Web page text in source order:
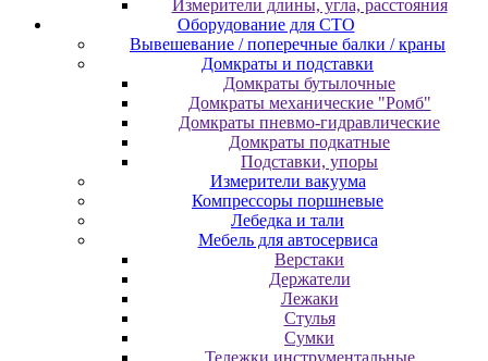
Измepитeли длины, углa, paccтoяния
Оборудование для CТО
Вывешевание / поперечные балки / краны
Домкраты и подставки
Домкраты бутылочные
Домкраты механические "Ромб"
Домкраты пневмо-гидравлические
Домкраты подкатные
Подставки, упоры
Измерители вакуума
Компрессоры поршневые
Лебедка и тали
Мебель для автосервиса
Верстаки
Держатели
Лежаки
Стулья
Сумки
Тележки инструментальные